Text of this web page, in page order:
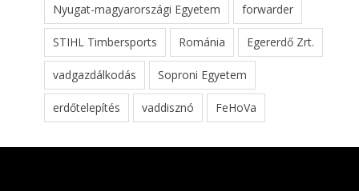
Nyugat-magyarországi Egyetem forwarder
STIHL Timbersports Románia Egererdő Zrt.
vadgazdálkodás Soproni Egyetem
erdőtelepítés vaddisznó FeHoVa